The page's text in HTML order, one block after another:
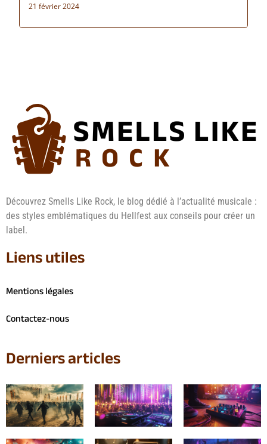
21 février 2024
Découvrez Smells Like Rock, le blog dédié à l’actualité musicale :
des styles emblématiques du Hellfest aux conseils pour créer un
label.
Liens utiles
Mentions légales
Contactez-nous
Derniers articles